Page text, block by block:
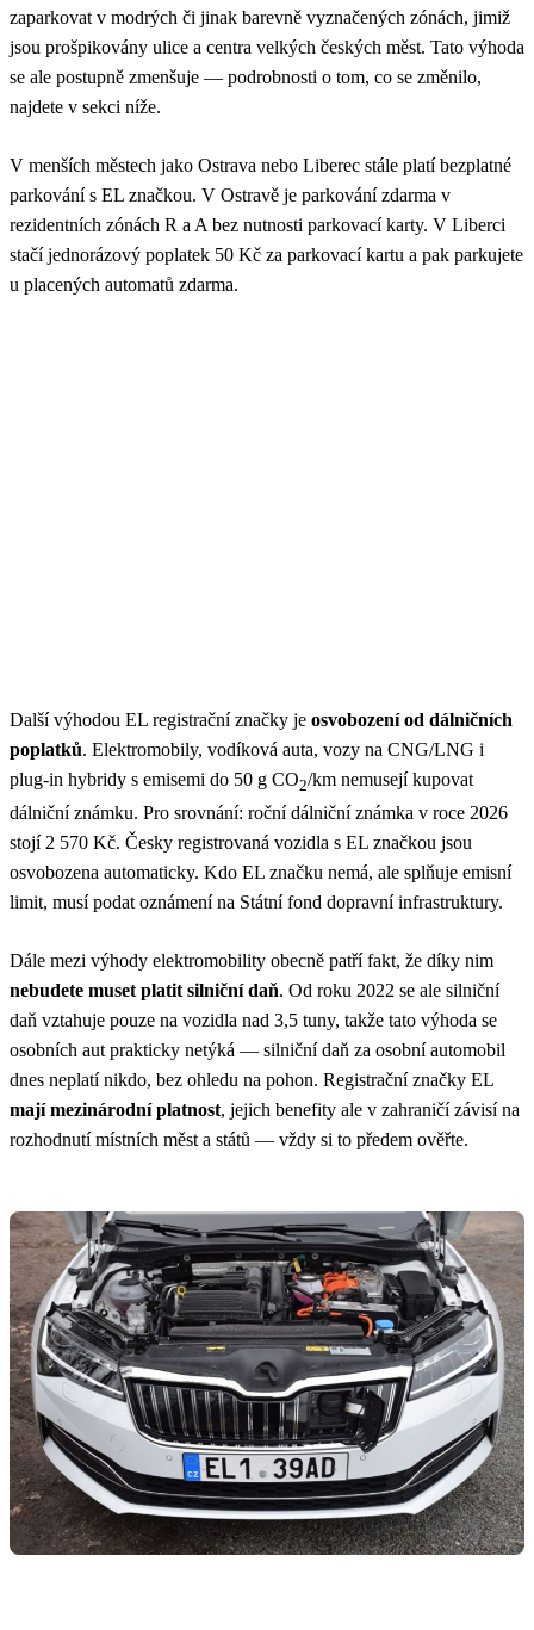
zaparkovat v modrých či jinak barevně vyznačených zónách, jimiž
jsou prošpikovány ulice a centra velkých českých měst. Tato výhoda
se ale postupně zmenšuje — podrobnosti o tom, co se změnilo,
najdete v sekci níže.
V menších městech jako Ostrava nebo Liberec stále platí bezplatné
parkování s EL značkou. V Ostravě je parkování zdarma v
rezidentních zónách R a A bez nutnosti parkovací karty. V Liberci
stačí jednorázový poplatek 50 Kč za parkovací kartu a pak parkujete
u placených automatů zdarma.
Další výhodou EL registrační značky je osvobození od dálničních
poplatků. Elektromobily, vodíková auta, vozy na CNG/LNG i
plug-in hybridy s emisemi do 50 g CO2/km nemusejí kupovat
dálniční známku. Pro srovnání: roční dálniční známka v roce 2026
stojí 2 570 Kč. Česky registrovaná vozidla s EL značkou jsou
osvobozena automaticky. Kdo EL značku nemá, ale splňuje emisní
limit, musí podat oznámení na Státní fond dopravní infrastruktury.
Dále mezi výhody elektromobility obecně patří fakt, že díky nim
nebudete muset platit silniční daň. Od roku 2022 se ale silniční
daň vztahuje pouze na vozidla nad 3,5 tuny, takže tato výhoda se
osobních aut prakticky netýká — silniční daň za osobní automobil
dnes neplatí nikdo, bez ohledu na pohon. Registrační značky EL
mají mezinárodní platnost, jejich benefity ale v zahraničí závisí na
rozhodnutí místních měst a států — vždy si to předem ověřte.